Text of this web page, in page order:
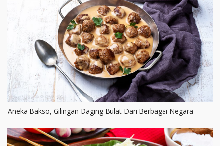
Aneka Bakso, Gilingan Daging Bulat Dari Berbagai Negara